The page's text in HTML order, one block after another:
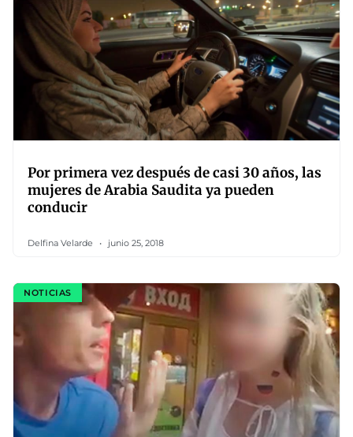
Por primera vez después de casi 30 años, las
mujeres de Arabia Saudita ya pueden
conducir
Delfina Velarde junio 25, 2018
NOTICIAS